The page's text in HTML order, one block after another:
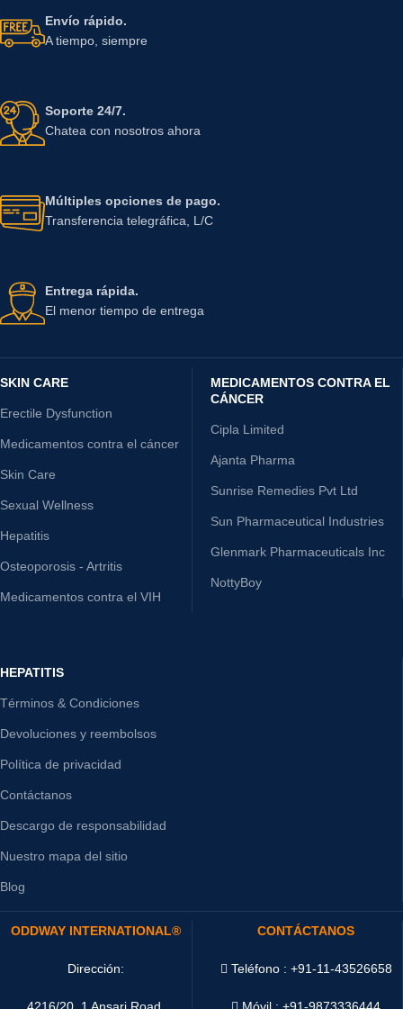
Envío rápido.
A tiempo, siempre
Soporte 24/7.
Chatea con nosotros ahora
Múltiples opciones de pago.
Transferencia telegráfica, L/C
Entrega rápida.
El menor tiempo de entrega
SKIN CARE
Erectile Dysfunction
Medicamentos contra el cáncer
Skin Care
Sexual Wellness
Hepatitis
Osteoporosis - Artritis
Medicamentos contra el VIH
MEDICAMENTOS CONTRA EL
CÁNCER
Cipla Limited
Ajanta Pharma
Sunrise Remedies Pvt Ltd
Sun Pharmaceutical Industries
Glenmark Pharmaceuticals Inc
NottyBoy
HEPATITIS
Términos & Condiciones
Devoluciones y reembolsos
Política de privacidad
Contáctanos
Descargo de responsabilidad
Nuestro mapa del sitio
Blog
ODDWAY INTERNATIONAL®
Dirección:
4216/20, 1 Ansari Road,
CONTÁCTANOS
Teléfono : +91-11-43526658
Móvil : +91-9873336444